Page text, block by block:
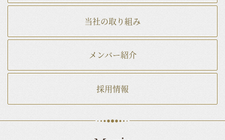
当社の取り組み
メンバー紹介
採用情報